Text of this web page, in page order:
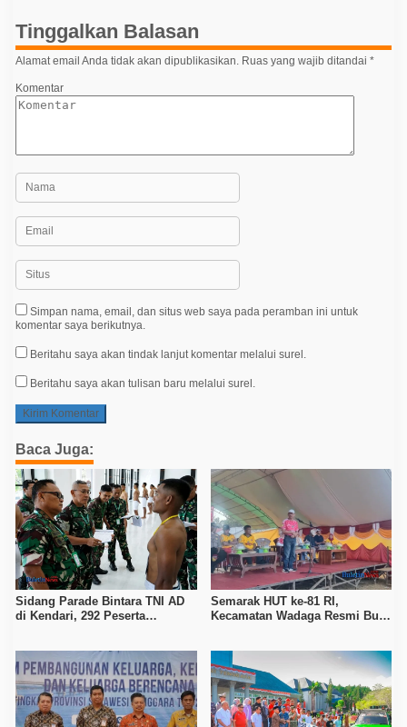
p
o
s
Tinggalkan Balasan
Alamat email Anda tidak akan dipublikasikan. Ruas yang wajib ditandai *
Komentar
Simpan nama, email, dan situs web saya pada peramban ini untuk
komentar saya berikutnya.
Beritahu saya akan tindak lanjut komentar melalui surel.
Beritahu saya akan tulisan baru melalui surel.
Baca Juga:
Sidang Parade Bintara TNI AD
di Kendari, 292 Peserta
Semarak HUT ke-81 RI,
Kecamatan Wadaga Resmi Buka